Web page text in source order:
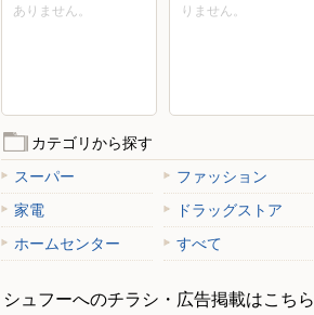
ありません。
りません。
カテゴリから探す
スーパー
ファッション
家電
ドラッグストア
ホームセンター
すべて
シュフーへのチラシ・広告掲載はこちら